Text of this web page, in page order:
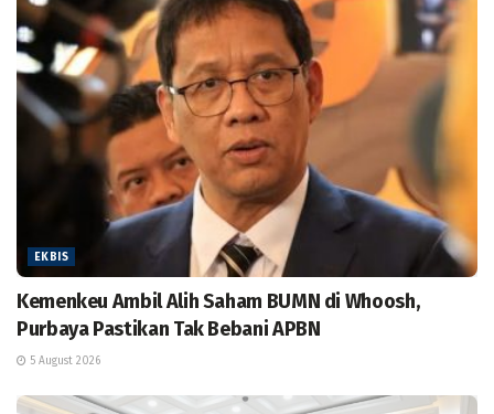
EKBIS
Kemenkeu Ambil Alih Saham BUMN di Whoosh,
Purbaya Pastikan Tak Bebani APBN
5 August 2026